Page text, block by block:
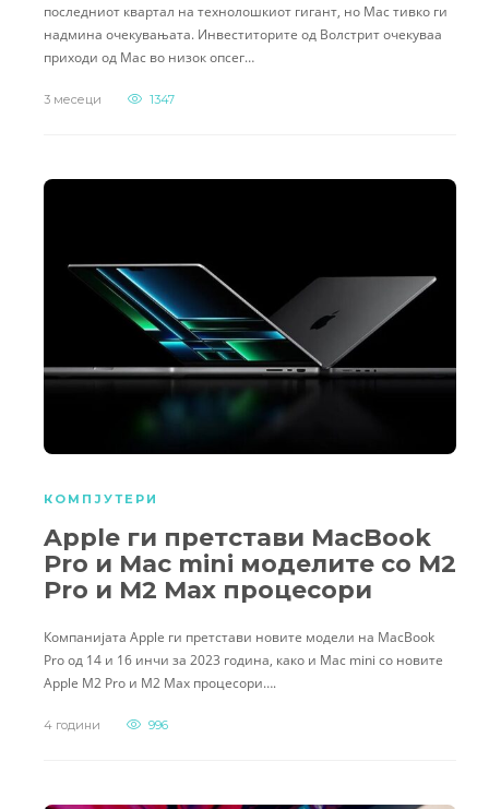
последниот квартал на технолошкиот гигант, но Mac тивко ги
надмина очекувањата. Инвеститорите од Волстрит очекуваа
приходи од Mac во низок опсег…
3 месеци 1347
КОМПЈУТЕРИ
Apple ги претстави MacBook
Pro и Mac mini моделите со M2
Pro и M2 Max процесори
Компанијата Apple ги претстави новите модели на MacBook
Pro од 14 и 16 инчи за 2023 година, како и Mac mini со новите
Apple M2 Pro и M2 Max процесори….
4 години 996